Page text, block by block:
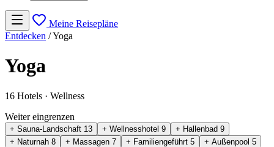
Meine Reisepläne
Entdecken /Yoga
Yoga
16 Hotels · Wellness
Weiter eingrenzen
+ Sauna-Landschaft 13 + Wellnesshotel 9 + Hallenbad 9
+ Naturnah 8 + Massagen 7 + Familiengeführt 5 + Außenpool 5